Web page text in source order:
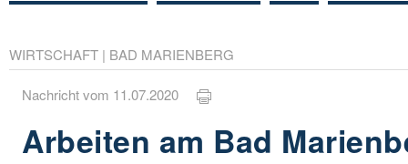
WIRTSCHAFT | BAD MARIENBERG
Nachricht vom 11.07.2020
Arbeiten am Bad